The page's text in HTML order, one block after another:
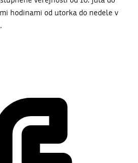
hodinami od utorka do nedele v